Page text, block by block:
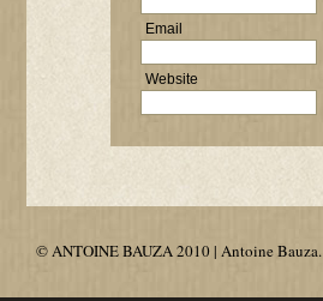
Email
Website
© ANTOINE BAUZA 2010 | Antoine Bauza.